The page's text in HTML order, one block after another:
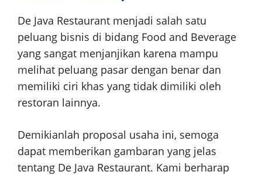
De Java Restaurant menjadi salah satu
peluang bisnis di bidang Food and Beverage
yang sangat menjanjikan karena mampu
melihat peluang pasar dengan benar dan
memiliki ciri khas yang tidak dimiliki oleh
restoran lainnya.
Demikianlah proposal usaha ini, semoga
dapat memberikan gambaran yang jelas
tentang De Java Restaurant. Kami berharap